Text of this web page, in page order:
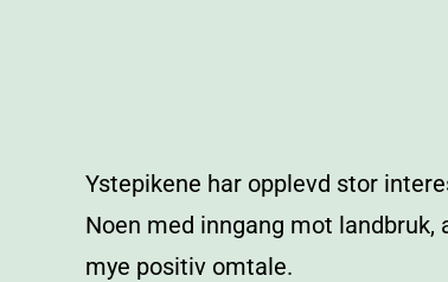
Ystepikene har opplevd stor
Noen med inngang mot
mye positiv omtale.